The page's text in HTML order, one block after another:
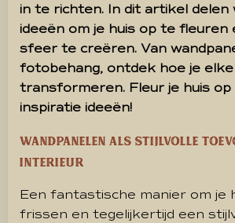
in te richten. In dit artikel delen
ideeën om je huis op te fleuren
sfeer te creëren. Van
fotobehang, ontdek hoe je
transformeren. Fleur je huis op
inspiratie ideeën!
Wandpanelen als stijlvolle
interieur
Een fantastische manier om je
frissen en tegelijkertijd een